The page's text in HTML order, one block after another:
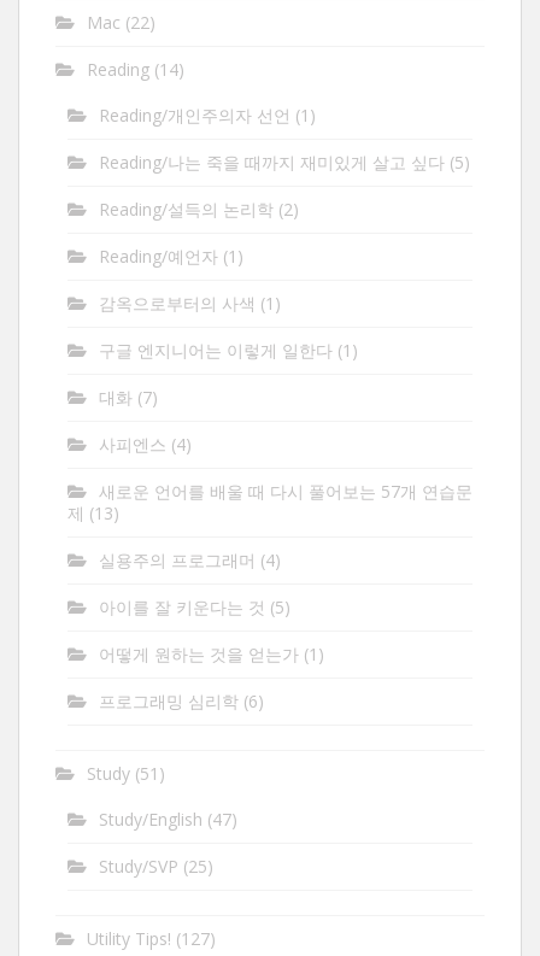
Mac (22)
Reading (14)
Reading/개인주의자 선언 (1)
Reading/나는 죽을 때까지 재미있게 살고 싶다 (5)
Reading/설득의 논리학 (2)
Reading/예언자 (1)
감옥으로부터의 사색 (1)
구글 엔지니어는 이렇게 일한다 (1)
대화 (7)
사피엔스 (4)
새로운 언어를 배울 때 다시 풀어보는 57개 연습문
제 (13)
실용주의 프로그래머 (4)
아이를 잘 키운다는 것 (5)
어떻게 원하는 것을 얻는가 (1)
프로그래밍 심리학 (6)
Study (51)
Study/English (47)
Study/SVP (25)
Utility Tips! (127)